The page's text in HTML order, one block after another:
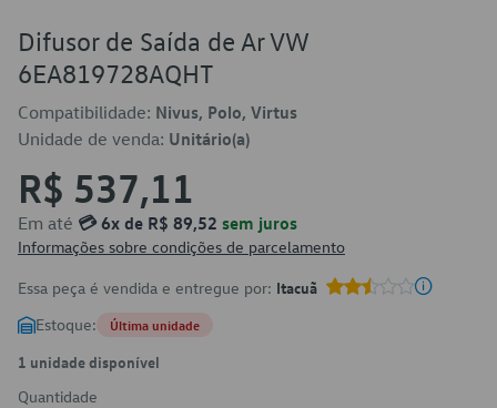
Difusor de Saída de Ar VW
6EA819728AQHT
Compatibilidade: Nivus, Polo, Virtus
Unidade de venda: Unitário(a)
R$ 537,11
Em até 💳 6x de R$ 89,52 sem juros
Informações sobre condições de parcelamento
Essa peça é vendida e entregue por: Itacuã
Estoque: Última unidade
1 unidade disponível
Quantidade